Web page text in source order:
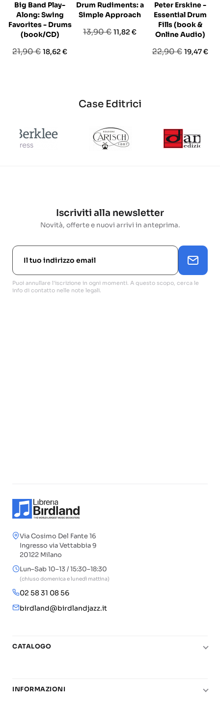
Big Band Play-
Along: Swing
Favorites - Drums
(book/CD)
Prezzo
21,90 €Prezzo
18,62 €
Drum Rudiments: a
Simple Approach
Prezzo
13,90 €Prezzo
11,82 €
Peter Erskine -
Essential Drum
Fills (book &
Online Audio)
Prezzo
22,90 € Prezzo
19,47 €
Case Editrici
Iscriviti alla newsletter
Novità, offerte e nuovi arrivi in anteprima.
Puoi annullare l'iscrizione in ogni momenti. A questo scopo, cerca le
info di contatto nelle note legali.
Via Cosimo Del Fante 16
Ingresso via Vettabbia 9
20122 Milano
Lun–Sab 10–13 / 15:30–18:30
(chiuso domenica e lunedì mattina)
02 58 31 08 56
birdland@birdlandjazz.it
CATALOGO
Chitarra
INFORMAZIONI